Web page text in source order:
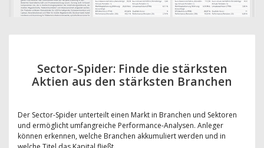
Sector-Spider: Finde die stärksten
Aktien aus den stärksten Branchen
Der Sector-Spider unterteilt einen Markt in Branchen und Sektoren
und ermöglicht umfangreiche Performance-Analysen. Anleger
können erkennen, welche Branchen akkumuliert werden und in